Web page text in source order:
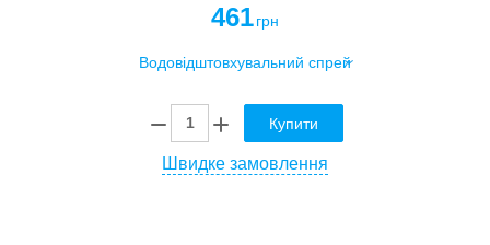
461 грн
Купити
Швидке замовлення